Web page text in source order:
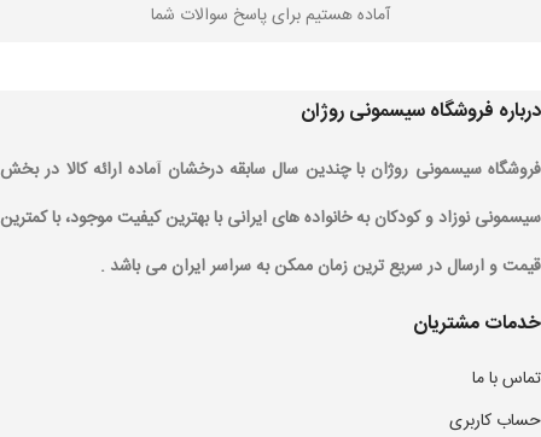
آماده هستیم برای پاسخ سوالات شما
درباره فروشگاه سیسمونی روژان
فروشگاه سیسمونی روژان با چندین سال سابقه درخشان آماده ارائه کالا در بخش
سیسمونی نوزاد و کودکان به خانواده های ایرانی با بهترین کیفیت موجود، با کمترین
قیمت و ارسال در سریع ترین زمان ممکن به سراسر ایران می باشد .
خدمات مشتریان
تماس با ما
حساب کاربری